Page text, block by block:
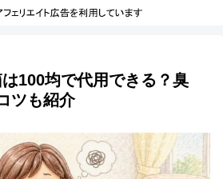
100均で代用できる？臭
ツも紹介